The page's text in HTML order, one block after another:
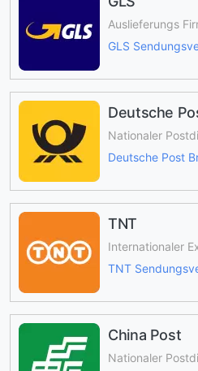
Auslieferungs
GLS
Deutsche
Nationaler
Deutsche Post
TNT
Internationaler
TNT
China Post
Nationaler